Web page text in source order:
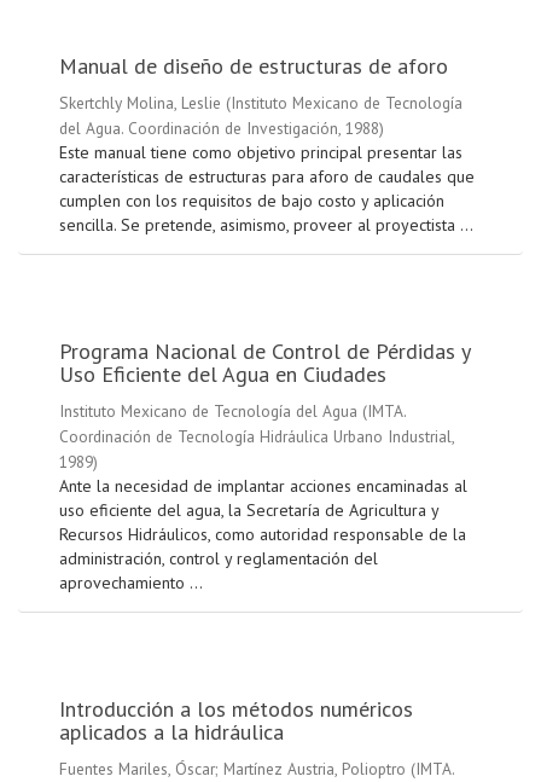
Manual de diseño de estructuras de aforo
Skertchly Molina, Leslie (Instituto Mexicano de Tecnología
del Agua. Coordinación de Investigación, 1988)
Este manual tiene como objetivo principal presentar las
características de estructuras para aforo de caudales que
cumplen con los requisitos de bajo costo y aplicación
sencilla. Se pretende, asimismo, proveer al proyectista ...
Programa Nacional de Control de Pérdidas y
Uso Eficiente del Agua en Ciudades
Instituto Mexicano de Tecnología del Agua (IMTA.
Coordinación de Tecnología Hidráulica Urbano Industrial,
1989)
Ante la necesidad de implantar acciones encaminadas al
uso eficiente del agua, la Secretaría de Agricultura y
Recursos Hidráulicos, como autoridad responsable de la
administración, control y reglamentación del
aprovechamiento ...
Introducción a los métodos numéricos
aplicados a la hidráulica
Fuentes Mariles, Óscar; Martínez Austria, Polioptro (IMTA.